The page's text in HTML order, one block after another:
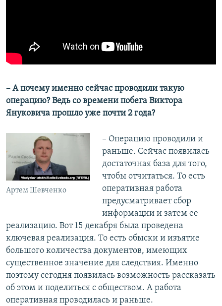
– А почему именно сейчас проводили такую
операцию? Ведь со времени побега Виктора
Януковича прошло уже почти 2 года?
Артем Шевченко
– Операцию проводили и
раньше. Сейчас появилась
достаточная база для того,
чтобы отчитаться. То есть
оперативная работа
предусматривает сбор
информации и затем ее
реализацию. Вот 15 декабря была проведена
ключевая реализация. То есть обыски и изъятие
большого количества документов, имеющих
существенное значение для следствия. Именно
поэтому сегодня появилась возможность рассказать
об этом и поделиться с обществом. А работа
оперативная проводилась и раньше.